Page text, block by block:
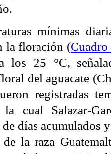
mínimas
la floración (Cuadro
los 25 °C,
del aguacate
registradas
la cual Salazar-
días acumulados y
la raza